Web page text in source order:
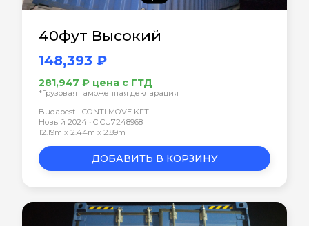
40фут Высокий
148,393 ₽
281,947 ₽ цена с ГТД
*Грузовая таможенная декларация
Budapest - CONTI MOVE KFT
Новый 2024 • CICU7248968
12.19m x 2.44m x 2.89m
ДОБАВИТЬ В КОРЗИНУ